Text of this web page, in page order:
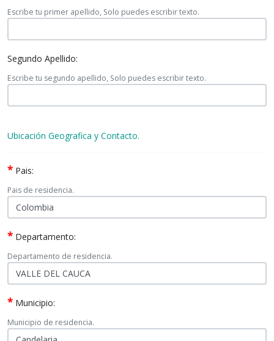
Escribe tu primer apellido, Solo puedes escribir texto.
Segundo Apellido:
Escribe tu segundo apellido, Solo puedes escribir texto.
Ubicación Geografica y Contacto.
* Pais:
Pais de residencia.
* Departamento:
Departamento de residencia.
* Municipio:
Municipio de residencia.